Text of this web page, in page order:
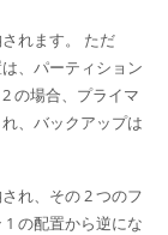
れます。 ただ
、パーティション
の場合、プライマ
、バックアップは
れ、その 2 つのフ
の配置から逆にな